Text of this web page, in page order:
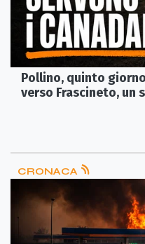
Pollino, quinto
verso Frascineto, un
CRONACA